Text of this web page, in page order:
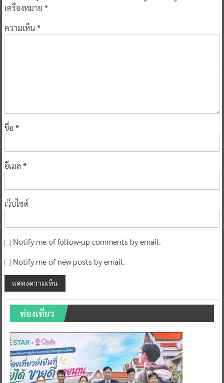
ความเห็น*
Notify me of new posts by email.
ท่องเที่ยว